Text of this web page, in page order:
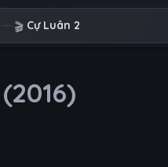
🎬 Cự Luân 2
(2016)